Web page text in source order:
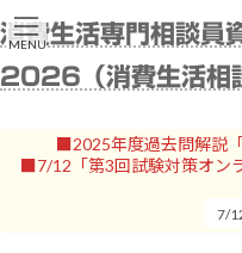
ン
ン
ビ
ー
消費生活専門相談員
2026（消費生活相
■2025年度過去問解説
■7/12「第3回試験対策オン
7/
MENU